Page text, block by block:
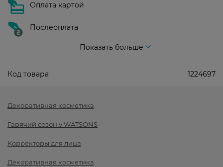
Оплата картой
Послеоплата
Показать больше
Код товара 1224697
Декоративная косметика
Гарячий сезон у WATSONS
Корректоры для лица
Декоративная косметика